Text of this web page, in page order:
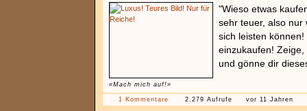
«Mach mich auf!»
"Wieso etwas
sehr teuer, also nur
sich leisten
einzukaufen!
und gönne dir
1 Kommentare 2.279 Aufrufe vor 11 Jahren